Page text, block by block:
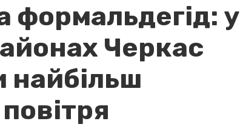
формальдегід: у
Черкас
найбільш